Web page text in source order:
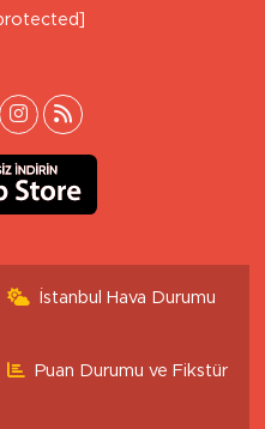
İstanbul Hava Durumu
Puan Durumu ve Fikstür